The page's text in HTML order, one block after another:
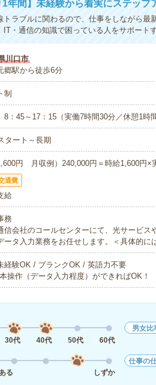
1年間】未経験から着実にステップ
ラブルに関わるので、仕事をしながら最
IT・通信の知識で困っている人をサポート
川口市
郷駅から徒歩6分
制
8：45～17：15（実働7時間30分／休憩1時間
タート～長期
円 月収例）240,000円＝時給1,600円
通費
給
務
信会社のコールセンターにて、光サービ
ータ入力業務をお任せします。＜具体的
経験OK / ブランクOK / 英語力不要
操作（データ入力程度）ができればOK！
30代 40代 50代 60代
男女比
る
しずか
仕事の